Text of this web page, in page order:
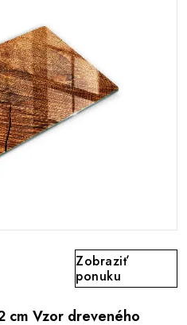
Zobraziť
ponuku
cm Vzor dreveného